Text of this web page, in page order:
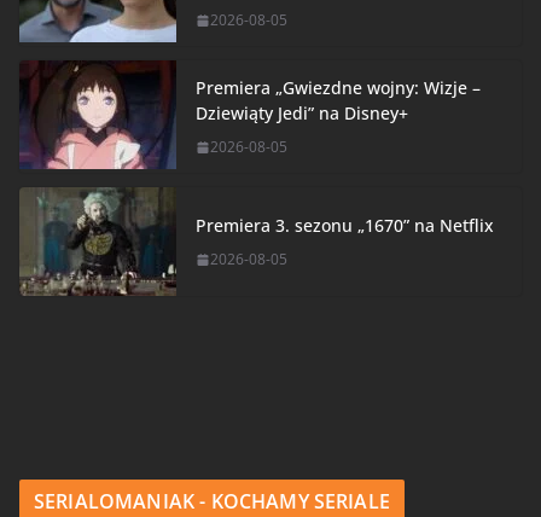
2026-08-05
Premiera „Gwiezdne wojny: Wizje –
Dziewiąty Jedi” na Disney+
2026-08-05
Premiera 3. sezonu „1670” na Netflix
2026-08-05
SERIALOMANIAK - KOCHAMY SERIALE